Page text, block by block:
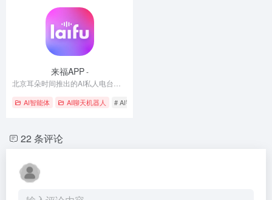
来福APP-
AI智能体 AI聊天机器人 # AI智能助手
22 条评论